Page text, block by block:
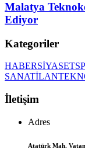
Malatya
Ediyor
Kategoriler
HABERSİYASET
SANATİLAN
İletişim
Adres
Atatürk Mah.